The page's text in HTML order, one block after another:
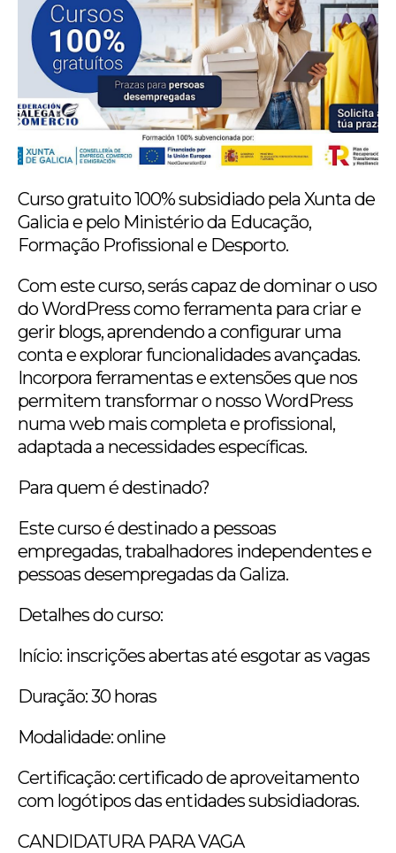
Curso gratuito 100% subsidiado pela Xunta de
Galicia e pelo Ministério da Educação,
Formação Profissional e Desporto.
Com este curso, serás capaz de dominar o uso
do WordPress como ferramenta para criar e
gerir blogs, aprendendo a configurar uma
conta e explorar funcionalidades avançadas.
Incorpora ferramentas e extensões que nos
permitem transformar o nosso WordPress
numa web mais completa e profissional,
adaptada a necessidades específicas.
Para quem é destinado?
Este curso é destinado a pessoas
empregadas, trabalhadores independentes e
pessoas desempregadas da Galiza.
Detalhes do curso:
Início: inscrições abertas até esgotar as vagas
Duração: 30 horas
Modalidade: online
Certificação: certificado de aproveitamento
com logótipos das entidades subsidiadoras.
CANDIDATURA PARA VAGA